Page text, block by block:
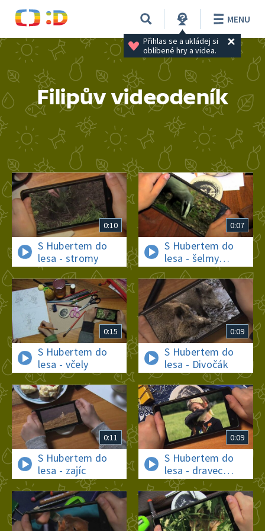
Přihlas se a ukládej si
oblíbené hry a videa.
MENU
Filipův videodeník
0:10
S Hubertem do
lesa - stromy
0:07
S Hubertem do
lesa - šelmy
(jezevec a liška)
0:15
S Hubertem do
lesa - včely
0:09
S Hubertem do
lesa - Divočák
0:11
S Hubertem do
lesa - zajíc
0:09
S Hubertem do
lesa - dravec
káně